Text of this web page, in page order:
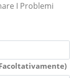
I Problemi